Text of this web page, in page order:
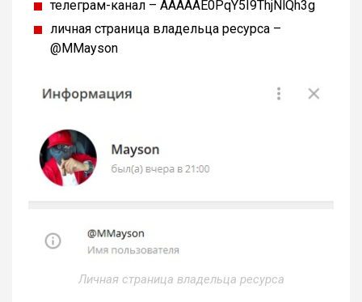
телеграм-канал – AAAAAE0PqY5I9ThjNlQh3g
личная страница владельца ресурса –
@MMayson
Личная страница владельца ресурса